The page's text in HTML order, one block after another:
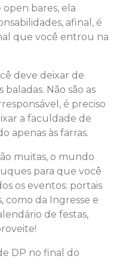
bares, ela
afinal, é
que você entrou na
deve deixar de
Não são as
é preciso
a faculdade de
apenas às farras.
muitas, o mundo
para que você
os eventos: portais
como da Ingresse e
de festas,
DP no final do